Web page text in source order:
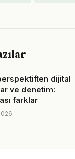
dijital
ve denetim:
farklar